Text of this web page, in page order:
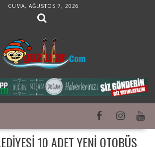
CUMA, AĞUSTOS 7, 2026
10 ADET YENI OTOBÜS